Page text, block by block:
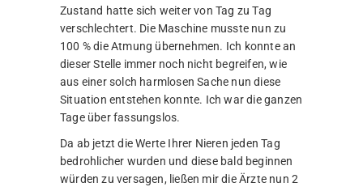
Zustand hatte sich weiter von Tag zu Tag
verschlechtert. Die Maschine musste nun zu
100 % die Atmung übernehmen. Ich konnte an
dieser Stelle immer noch nicht begreifen, wie
aus einer solch harmlosen Sache nun diese
Situation entstehen konnte. Ich war die ganzen
Tage über fassungslos.
Da ab jetzt die Werte Ihrer Nieren jeden Tag
bedrohlicher wurden und diese bald beginnen
würden zu versagen, ließen mir die Ärzte nun 2